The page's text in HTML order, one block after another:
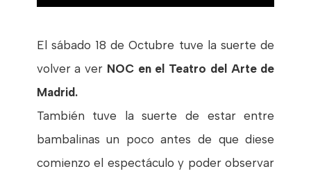
El sábado 18 de Octubre tuve la suerte de
volver a ver NOC en el Teatro del Arte de
Madrid.
También tuve la suerte de estar entre
bambalinas un poco antes de que diese
comienzo el espectáculo y poder observar